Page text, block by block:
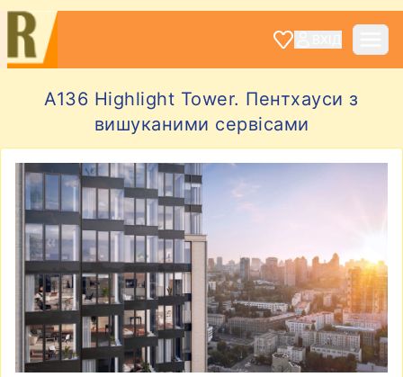
А136 Highlight Tower. Пентхауси з
вишуканими сервісами